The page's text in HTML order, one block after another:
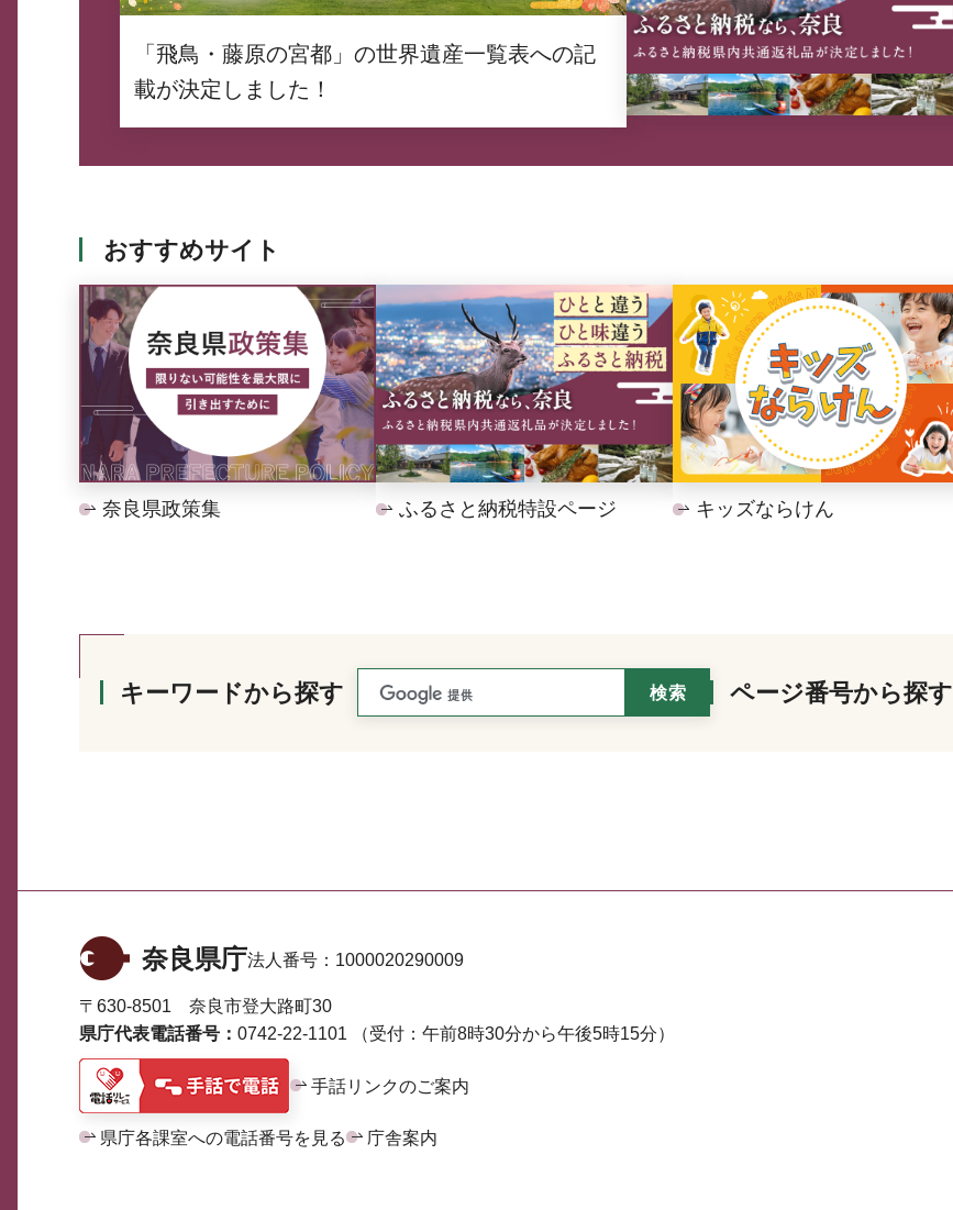
「飛鳥・藤原の宮都」の世界遺産一覧表への記
載が決定しました！
おすすめサイト
奈良県政策集 ふるさと納税特設ページ キッズならけん
キーワードから探す ページ番号から探す
奈良県庁法人番号： 1000020290009
〒630-8501 奈良市登大路町30
県庁代表電話番号： 0742-22-1101 （受付：午前8時30分から午後5時15分）
手話リンクのご案内
県庁各課室への電話番号を見る 庁舎案内